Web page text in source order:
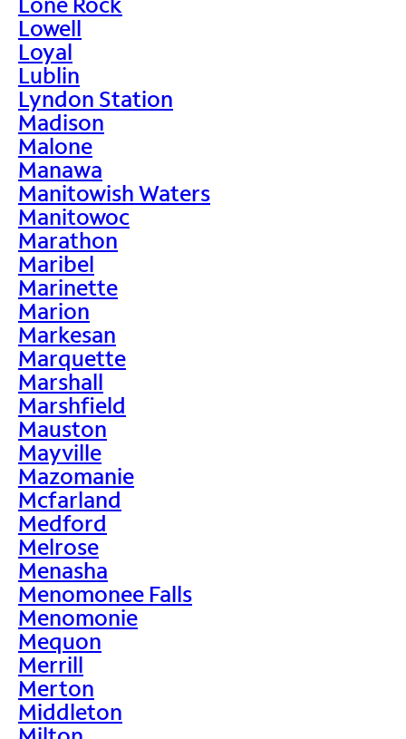
Lowell
Loyal
Lublin
Lyndon Station
Madison
Malone
Manawa
Manitowish Waters
Manitowoc
Marathon
Maribel
Marinette
Marion
Markesan
Marquette
Marshall
Marshfield
Mauston
Mayville
Mazomanie
Mcfarland
Medford
Melrose
Menasha
Menomonee Falls
Menomonie
Mequon
Merrill
Merton
Middleton